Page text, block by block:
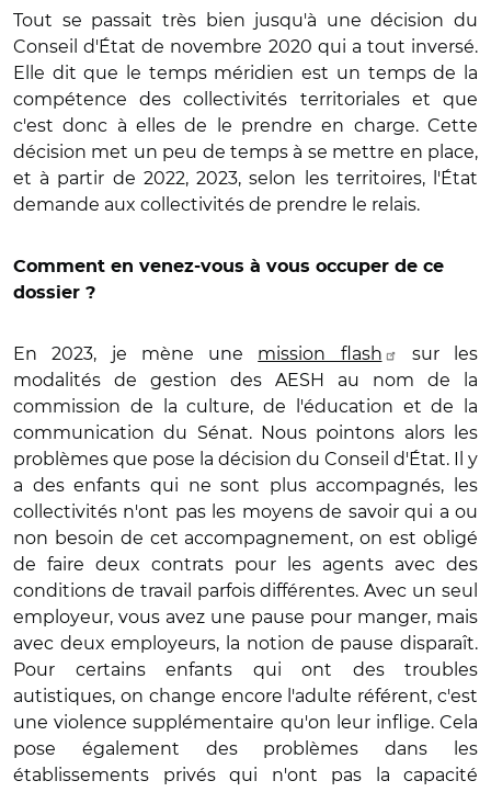
Tout se passait très bien jusqu'à une décision du
Conseil d'État de novembre 2020 qui a tout inversé.
Elle dit que le temps méridien est un temps de la
compétence des collectivités territoriales et que
c'est donc à elles de le prendre en charge. Cette
décision met un peu de temps à se mettre en place,
et à partir de 2022, 2023, selon les territoires, l'État
demande aux collectivités de prendre le relais.
Comment en venez-vous à vous occuper de ce
dossier ?
En 2023, je mène une mission flash
sur les
modalités de gestion des AESH au nom de la
commission de la culture, de l'éducation et de la
communication du Sénat. Nous pointons alors les
problèmes que pose la décision du Conseil d'État. Il y
a des enfants qui ne sont plus accompagnés, les
collectivités n'ont pas les moyens de savoir qui a ou
non besoin de cet accompagnement, on est obligé
de faire deux contrats pour les agents avec des
conditions de travail parfois différentes. Avec un seul
employeur, vous avez une pause pour manger, mais
avec deux employeurs, la notion de pause disparaît.
Pour certains enfants qui ont des troubles
autistiques, on change encore l'adulte référent, c'est
une violence supplémentaire qu'on leur inflige. Cela
pose également des problèmes dans les
établissements privés qui n'ont pas la capacité